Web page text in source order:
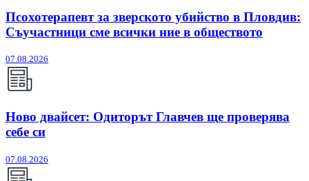
Псохотерапевт за зверското убийство в Пловдив:
Съучастници сме всички ние в обществото
07.08.2026
Ново двайсет: Одиторът Главчев ще проверява
себе си
07.08.2026